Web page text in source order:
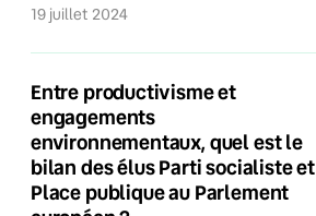
19 juillet 2024
Entre productivisme et
engagements
environnementaux, quel est le
bilan des élus Parti socialiste et
Place publique au Parlement